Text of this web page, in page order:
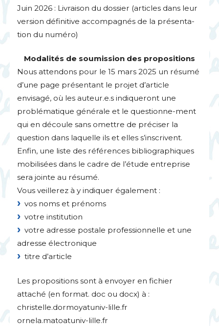
Juin 2026 : Livraison du dossier (articles dans leur
version définitive accompagnés de la présenta-
tion du numéro)
Modalités de soumission des propositions
Nous attendons pour le 15 mars 2025 un résumé
d’une page présentant le projet d’article
envisagé, où les auteur.e.s indiqueront une
problématique générale et le questionne-ment
qui en découle sans omettre de préciser la
question dans laquelle ils et elles s’inscrivent.
Enfin, une liste des références bibliographiques
mobilisées dans le cadre de l’étude entreprise
sera jointe au résumé.
Vous veillerez à y indiquer également :
vos noms et prénoms
votre institution
votre adresse postale professionnelle et une
adresse électronique
titre d’article
Les propositions sont à envoyer en fichier
attaché (en format. doc ou docx) à :
christelle.dormoyatuniv-lille.fr
ornela.matoatuniv-lille.fr